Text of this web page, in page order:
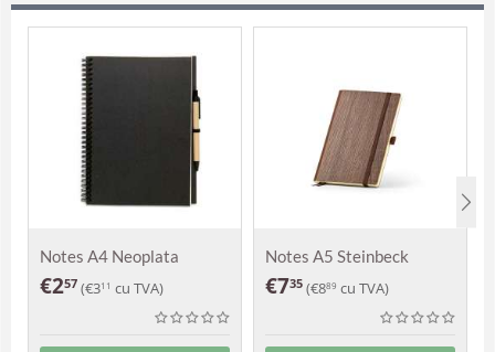
Notes A4 Neoplata
€257 (€311 cu TVA)
Notes A5 Steinbeck
€735 (€889 cu TVA)